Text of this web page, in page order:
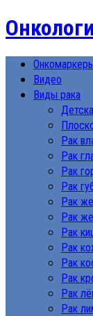
Видео
Виды рака
Рак
Рак
Рак
Рак
Рак
Рак
Рак
Рак
Рак
Рак
Рак
Рак